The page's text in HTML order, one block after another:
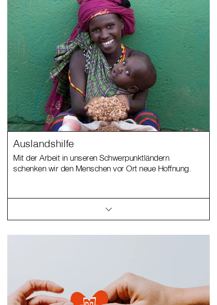
Auslandshilfe
Mit der Arbeit in unseren Schwerpunktländern
schenken wir den Menschen vor Ort neue Hoffnung.